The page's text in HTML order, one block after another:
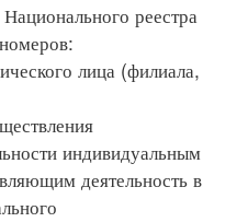
реестра
лица (филиала,
индивидуальным
деятельность в